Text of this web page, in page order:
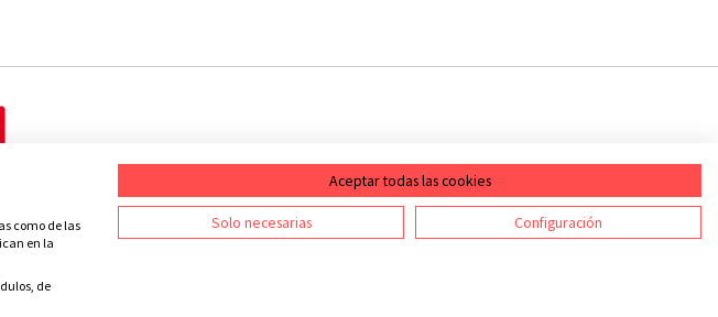
Contacto
como de las
en la
de
Aceptar todas las cookies
Solo necesarias Configuración